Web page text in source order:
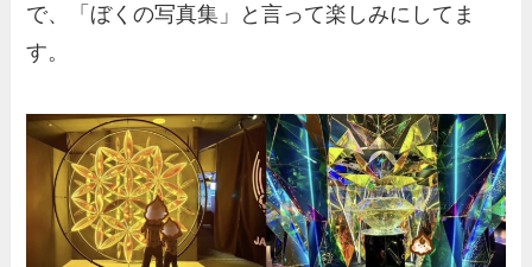
で、「ぼくの写真集」と言って楽しみにしてま
す。